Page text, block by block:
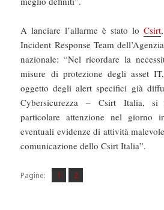
A lanciare l’allarme è stato lo Csirt
Incident Response Team
nazionale: “Nel ricordare la
misure di protezione degli asset
oggetto degli alert specifici già
Cybersicurezza – Csirt Italia, si
particolare attenzione nel giorno
eventuali evidenze di attività
comunicazione dello Csirt Italia”.
Pagine: Pagina
1 ,
Pagina
2